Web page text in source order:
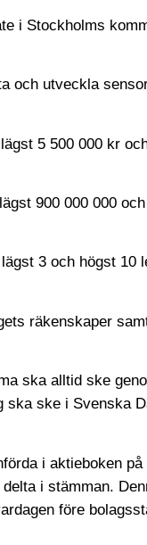
i Stockholms
och utveckla
5 500 000 kr
900 000 000
3 och högst 10
räkenskaper
ska alltid ske
ska ske i Svenska
i aktieboken
i stämman.
före